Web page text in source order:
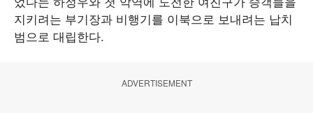
지키려는 부기장과 비행기를 이북으로 보내려는 납치
범으로 대립한다.
ADVERTISEMENT